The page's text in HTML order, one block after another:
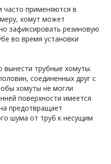
часто применяются в
хомут может
зафиксировать резиновую
во время установки
трубные хомуты.
соединенных друг с
хомуты не могли
поверхности имеется
предотвращает
шума от труб к несущим